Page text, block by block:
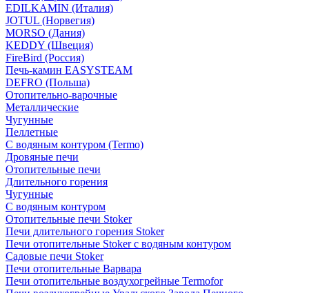
EDILKAMIN (Италия)
JOTUL (Норвегия)
MORSO (Дания)
KEDDY (Швеция)
FireBird (Россия)
Печь-камин EASYSTEAM
DEFRO (Польша)
Отопительно-варочные
Металлические
Чугунные
Пеллетные
С водяным контуром (Termo)
Дровяные печи
Отопительные печи
Длительного горения
Чугунные
C водяным контуром
Отопительные печи Stoker
Печи длительного горения Stoker
Печи отопительные Stoker с водяным контуром
Садовые печи Stoker
Печи отопительные Варвара
Печи отопительные воздухогрейные Termofor